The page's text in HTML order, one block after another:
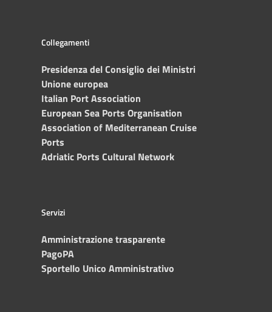
Collegamenti
Presidenza del Consiglio dei Ministri
Unione europea
Italian Port Association
European Sea Ports Organisation
Association of Mediterranean Cruise
Ports
Adriatic Ports Cultural Network
Servizi
Amministrazione trasparente
PagoPA
Sportello Unico Amministrativo